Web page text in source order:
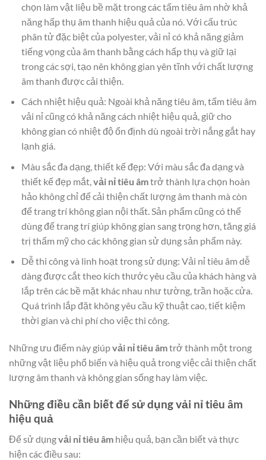
chọn làm vật liệu bề mặt trong các tấm tiêu âm nhờ khả
năng hấp thụ âm thanh hiệu quả của nó. Với cấu trúc
phân tử đặc biệt của polyester, vải nỉ có khả năng giảm
tiếng vọng của âm thanh bằng cách hấp thụ và giữ lại
trong các sợi, tạo nên không gian yên tĩnh với chất lượng
âm thanh được cải thiện.
Cách nhiệt hiệu quả: Ngoài khả năng tiêu âm, tấm tiêu âm
vải nỉ cũng có khả năng cách nhiệt hiệu quả, giữ cho
không gian có nhiệt độ ổn định dù ngoài trời nắng gắt hay
lạnh giá.
Màu sắc đa dạng, thiết kế đẹp: Với màu sắc đa dạng và
thiết kế đẹp mắt,vải nỉ tiêu âmtrở thành lựa chọn hoàn
hảo không chỉ để cải thiện chất lượng âm thanh mà còn
để trang trí không gian nội thất. Sản phẩm cũng có thể
dùng để trang trí giúp không gian sang trọng hơn, tăng giá
trị thẩm mỹ cho các không gian sử dụng sản phẩm này.
Dễ thi công và linh hoạt trong sử dụng: Vải nỉ tiêu âm dễ
dàng được cắt theo kích thước yêu cầu của khách hàng và
lắp trên các bề mặt khác nhau như tường, trần hoặc cửa.
Quá trình lắp đặt không yêu cầu kỹ thuật cao, tiết kiệm
thời gian và chi phí cho việc thi công.
Những ưu điểm này giúpvải nỉ tiêu âmtrở thành một trong
những vật liệu phổ biến và hiệu quả trong việc cải thiện chất
lượng âm thanh và không gian sống hay làm việc.
Những điều cần biết để sử dụng vải nỉ tiêu âm
hiệu quả
Để sử dụngvải nỉ tiêu âm hiệu quả, bạn cần biết và thực
hiện các điều sau: